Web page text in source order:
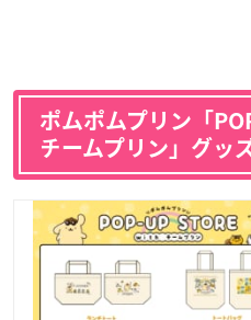
ポムポムプリン「
チームプリン」グッ